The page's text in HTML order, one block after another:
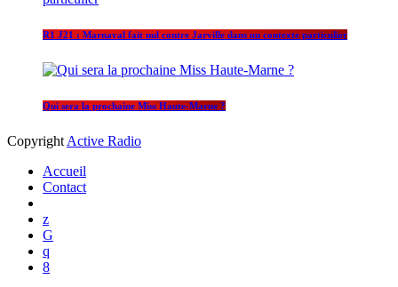
R1 J21 : Marnaval fait nul contre Jarville dans un contexte particulier
Qui sera la prochaine Miss Haute-Marne ?
Copyright Active Radio
Accueil
Contact